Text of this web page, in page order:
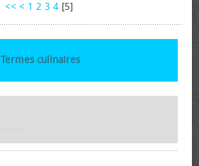
<< < 1 2 3 4 [5]
Termes culinaires